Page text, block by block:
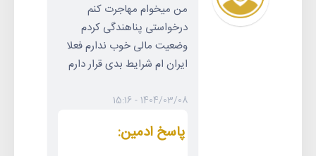
من میخوام مهاجرت کنم
درخواستی پناهندگی کردم
وضعیت مالی خوب ندارم فعلا
ایران ام شرایط بدی قرار دارم
1404/03/08 - 15:16
پاسخ ادمین: